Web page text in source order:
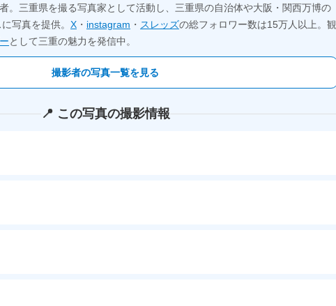
。三重県を撮る写真家として活動し、三重県の自治体や大阪・関西万博の
写真を提供。 X ・ instagram ・ スレッズの総フォロワー数は15万人以上。観
として三重の魅力を発信中。
撮影者の写真一覧を見る
📍 この写真の撮影情報